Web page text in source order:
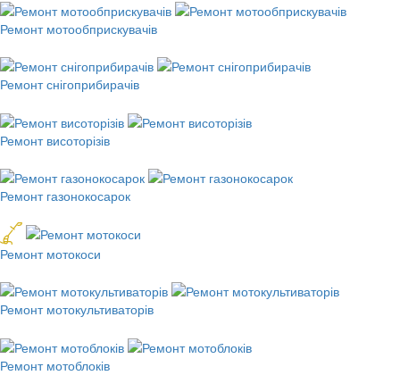
Ремонт мотообприскувачів
Ремонт снігоприбирачів
Ремонт висоторізів
Ремонт газонокосарок
Ремонт мотокоси
Ремонт мотокультиваторів
Ремонт мотоблоків